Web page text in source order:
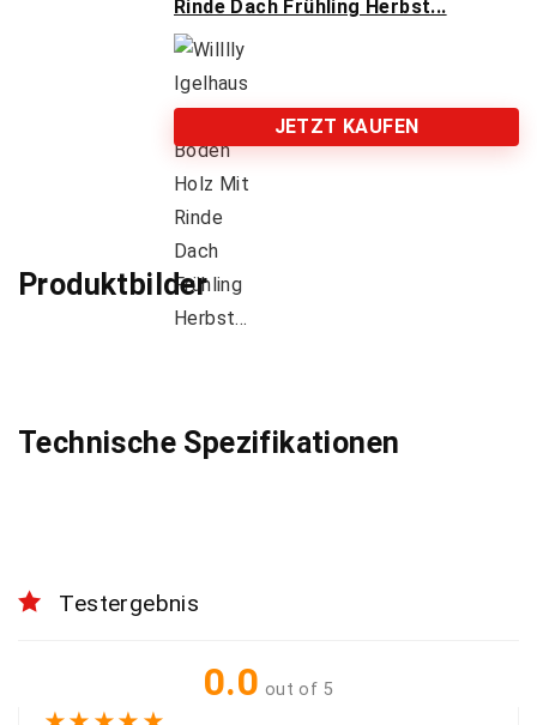
Rinde Dach Frühling Herbst...
JETZT KAUFEN
Produktbilder
Technische Spezifikationen
Testergebnis
0.0 out of 5